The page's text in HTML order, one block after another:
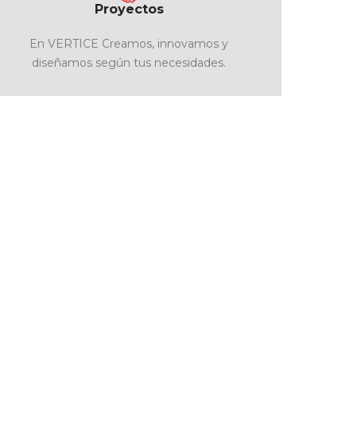
Proyectos
En VERTICE Creamos, innovamos y
diseñamos según tus necesidades.